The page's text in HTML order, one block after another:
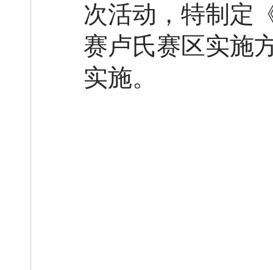
次活动，特制 定
赛卢氏赛区实施
实施。